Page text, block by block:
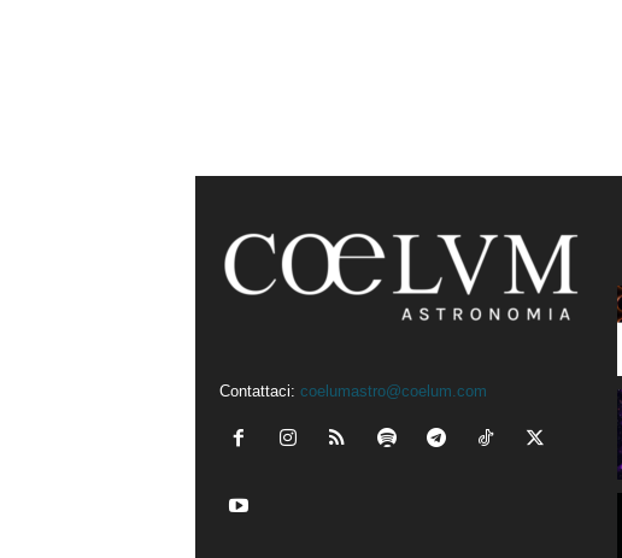
Contattaci: coelumastro@coelum.com